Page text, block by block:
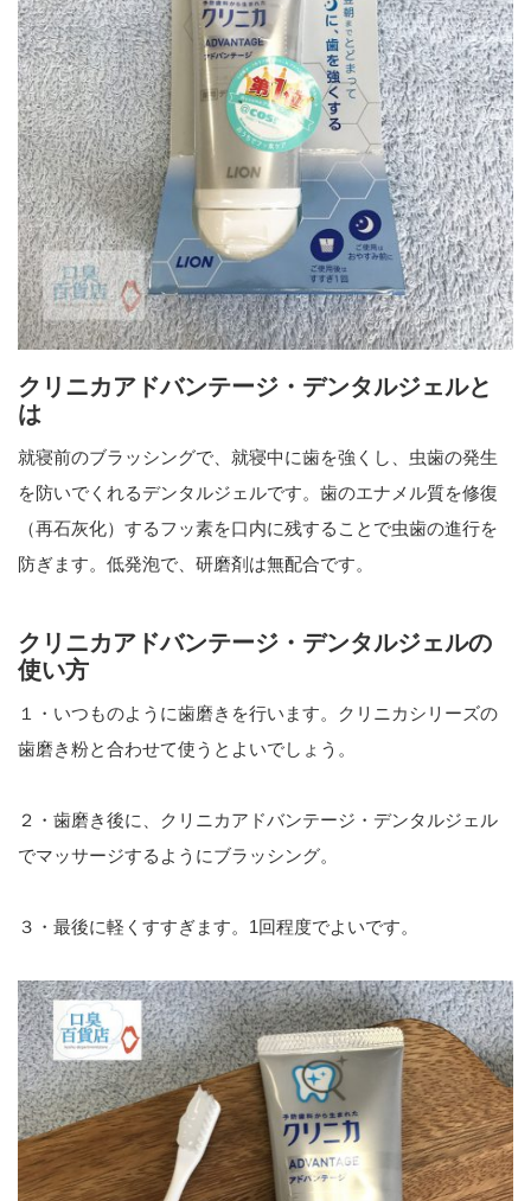
クリニカアドバンテージ・デンタルジェルと
は
就寝前のブラッシングで、就寝中に歯を強くし、虫歯の発生
を防いでくれるデンタルジェルです。歯のエナメル質を修復
（再石灰化）するフッ素を口内に残することで虫歯の進行を
防ぎます。低発泡で、研磨剤は無配合です。
クリニカアドバンテージ・デンタルジェルの
使い方
１・いつものように歯磨きを行います。クリニカシリーズの
歯磨き粉と合わせて使うとよいでしょう。
２・歯磨き後に、クリニカアドバンテージ・デンタルジェル
でマッサージするようにブラッシング。
３・最後に軽くすすぎます。1回程度でよいです。